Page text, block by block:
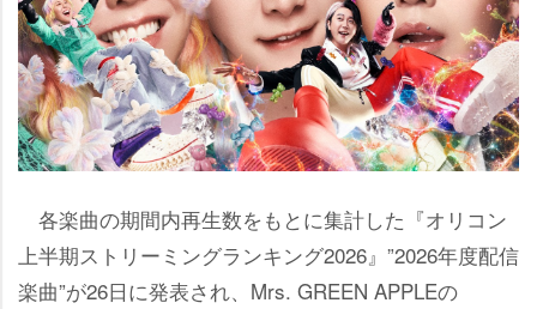
各楽曲の期間内再生数をもとに集計した『オリコン
上半期ストリーミングランキング2026』”2026年度配信
楽曲”が26日に発表され、Mrs. GREEN APPLEの